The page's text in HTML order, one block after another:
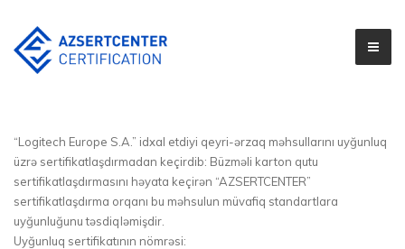
“Logitech Europe S.A.” idxal etdiyi qeyri-ərzaq məhsullarını uyğunluq
üzrə sertifikatlaşdırmadan keçirdib: Büzməli karton qutu
sertifikatlaşdırmasını həyata keçirən “AZSERTCENTER”
sertifikatlaşdırma orqanı bu məhsulun müvafiq standartlara
uyğunluğunu təsdiqləmişdir.
Uyğunluq sertifikatının nömrəsi: